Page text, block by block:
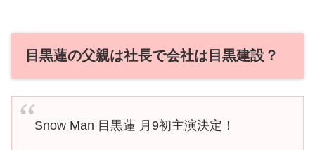
目黒蓮の父親は社長で会社は目黒建設？
Snow Man 目黒蓮 月9初主演決定！